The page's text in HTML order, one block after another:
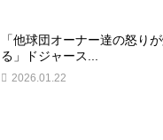
「他球団オーナー達の怒り
る」ドジャース...
2026.01.22